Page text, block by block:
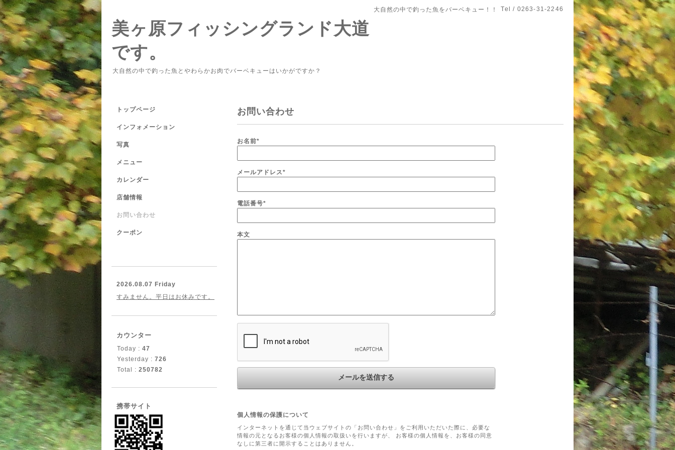
大自然の中で釣った魚をバーベキュー！！ Tel / 0263-31-2246
美ヶ原フィッシングランド大道
です。
大自然の中で釣った魚とやわらかお肉でバーベキューはいかがですか？
お問い合わせ
お名前*
メールアドレス*
電話番号*
本文
個人情報の保護について
インターネットを通じて当ウェブサイトの「お問い合わせ」をご利用いただいた際に、必要な
情報の元となるお客様の個人情報の取扱いを行いますが、 お客様の個人情報を、お客様の同意
なしに第三者に開示することはありません。
トップページ
インフォメーション
写真
メニュー
カレンダー
店舗情報
お問い合わせ
クーポン
2026.08.07 Friday
すみません。平日はお休みです。
カウンター
Today : 47
Yesterday : 726
Total : 250782
携帯サイト